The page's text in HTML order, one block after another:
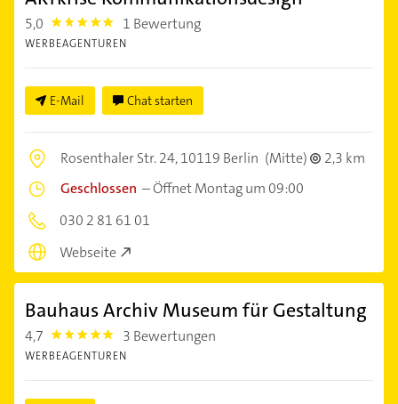
5,0 5.0 1 Bewertung
WERBEAGENTUREN
E-Mail Chat starten
Rosenthaler Str. 24,10119 Berlin (Mitte)
2,3 km
Geschlossen –Öffnet Montag um 09:00
030 2 81 61 01
Webseite
Bauhaus Archiv Museum für Gestaltung
4,7 4.7000003 3 Bewertungen
WERBEAGENTUREN